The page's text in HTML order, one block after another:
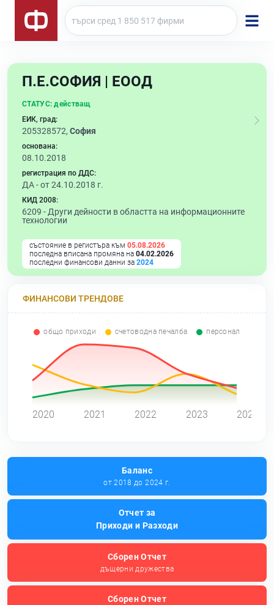
П.Е.СОФИЯ | ЕООД
СТАТУС: действащ
ЕИК, град:
205328572, София
основана:
08.10.2018
регистрация по ДДС:
ДА - от 24.10.2018 г.
КИД 2008:
6209 - Други дейности в областта на информационните
технологии
състояние в регистъра към 05.08.2026
последна вписана промяна на 04.02.2026
последни финансови данни за 2024
ФИНАНСОВИ ТРЕНДОВЕ
общо приходи счетоводна печалба персонал
2020 2021 2022 2023 2024
Баланс
от 2018 до 2024 г.
Отчет за
Приходи и Разходи
Сборен Отчет
дъщерни дружества
Сборен Отчет